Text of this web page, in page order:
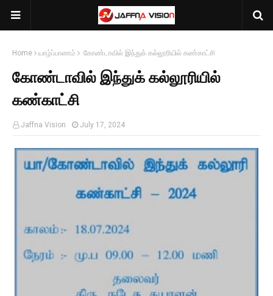
Home யாழ்ப்பாணம் கோண்டாவில் இந்துக் கல்லூரியில் கண்காட்சி
கோண்டாவில் இந்துக் கல்லூரியில்
கண்காட்சி
Jaffna Vision July 17, 2024